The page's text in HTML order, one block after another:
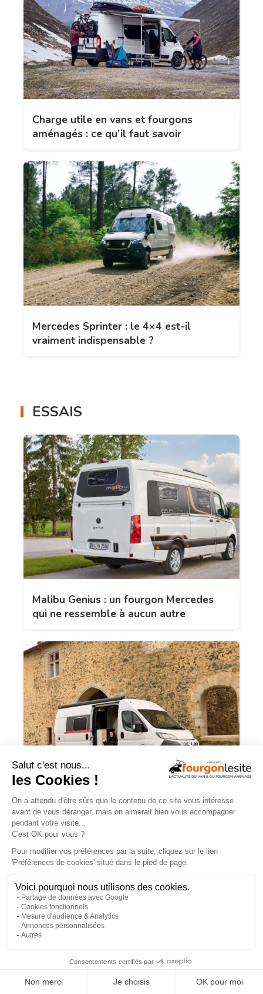
Charge utile en vans et fourgons
aménagés : ce qu’il faut savoir
Mercedes Sprinter : le 4×4 est-il
vraiment indispensable ?
ESSAIS
Malibu Genius : un fourgon Mercedes
qui ne ressemble à aucun autre
JOA by Pilote soigne les apparences et
notre budget